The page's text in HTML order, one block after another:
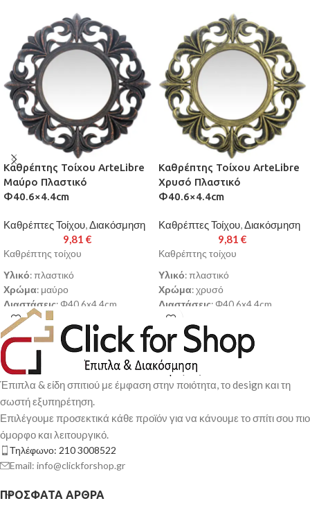
Καθρέπτης Τοίχου ArteLibre
Μαύρο Πλαστικό
Φ40.6×4.4cm
Καθρέπτες Τοίχου,Διακόσμηση
9,81 €
Καθρέπτης τοίχου
Υλικό: πλαστικό
Χρώμα: μαύρο
Διαστάσεις: Φ40.6x4.4cm
Παράδοση σε 3-10 εργάσιμες
ημέρες
Καθρέπτης Τοίχου ArteLibre
Χρυσό Πλαστικό
Φ40.6×4.4cm
Καθρέπτες Τοίχου,Διακόσμηση
9,81 €
Καθρέπτης τοίχου
Υλικό: πλαστικό
Χρώμα: χρυσό
Διαστάσεις: Φ40.6x4.4cm
Παράδοση σε 3-10 εργάσιμες
ημέρες
Έπιπλα & είδη σπιτιού με έμφαση στην ποιότητα, το design και τη
σωστή εξυπηρέτηση.
Επιλέγουμε προσεκτικά κάθε προϊόν για να κάνουμε το σπίτι σου πιο
όμορφο και λειτουργικό.
Τηλέφωνο: 210 3008522
Email: info@clickforshop.gr
ΠΡΌΣΦΑΤΑ ΆΡΘΡΑ